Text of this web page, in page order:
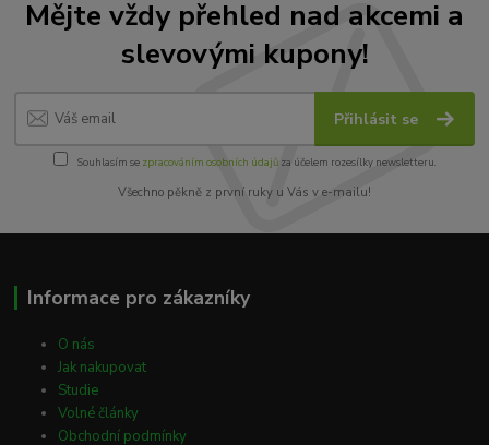
Mějte vždy přehled nad akcemi a
slevovými kupony!
Přihlásit se
Souhlasím se zpracováním osobních údajůza účelem rozesílky newsletteru.
Všechno pěkně z první ruky u Vás v e-mailu!
Informace pro zákazníky
O nás
Jak nakupovat
Studie
Volné články
Obchodní podmínky